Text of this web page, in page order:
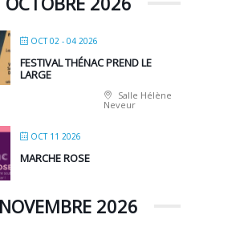
OCT 02 - 04 2026
FESTIVAL THÉNAC PREND LE
LARGE
Salle Hélène
Neveur
OCT 11 2026
MARCHE ROSE
NOVEMBRE 2026